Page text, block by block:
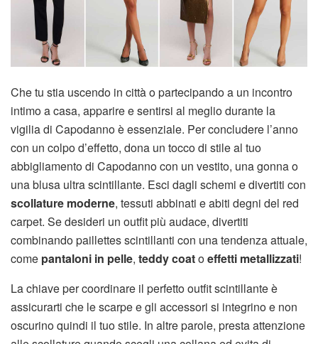
Che tu stia uscendo in città o partecipando a un incontro
intimo a casa, apparire e sentirsi al meglio durante la
vigilia di Capodanno è essenziale. Per concludere l’anno
con un colpo d’effetto, dona un tocco di stile al tuo
abbigliamento di Capodanno con un vestito, una gonna o
una blusa ultra scintillante. Esci dagli schemi e divertiti con
scollature moderne, tessuti abbinati e abiti degni del red
carpet. Se desideri un outfit più audace, divertiti
combinando paillettes scintillanti con una tendenza attuale,
come pantaloni in pelle, teddy coatoeffetti metallizzati!
La chiave per coordinare il perfetto outfit scintillante è
assicurarti che le scarpe e gli accessori si integrino e non
oscurino quindi il tuo stile. In altre parole, presta attenzione